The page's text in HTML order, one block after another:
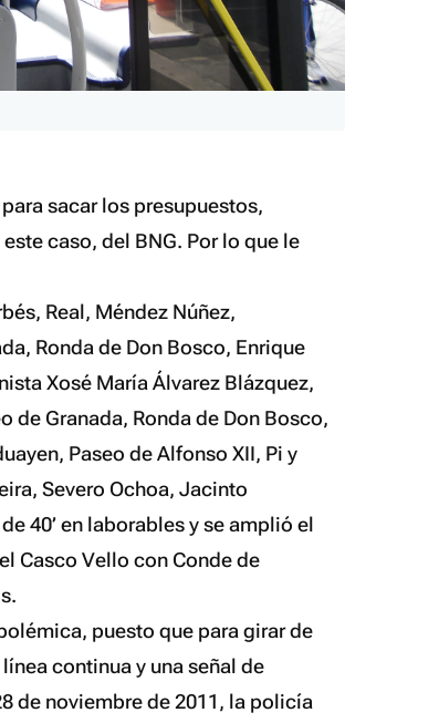
sacar los presupuestos,
caso, del BNG. Por lo que le
Real, Méndez Núñez,
Ronda de Don Bosco, Enrique
Xosé María Álvarez Blázquez,
de Granada, Ronda de Don Bosco,
Paseo de Alfonso XII, Pi y
Severo Ochoa, Jacinto
40’ en laborables y se amplió el
Casco Vello con Conde de
puesto que para girar de
continua y una señal de
de noviembre de 2011, la policía